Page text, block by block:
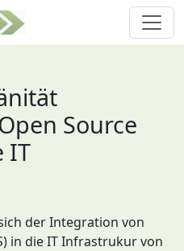
Source
IT
der Integration von
in die IT Infrastrukur von